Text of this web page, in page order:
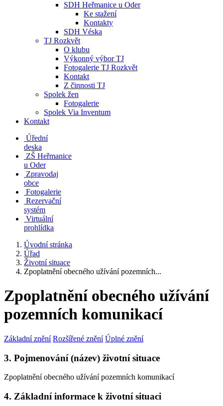
SDH Heřmanice u Oder
Ke stažení
Kontakty
SDH Véska
TJ Rozkvět
O klubu
Výkonný výbor TJ
Fotogalerie TJ Rozkvět
Kontakt
Z činnosti TJ
Spolek žen
Fotogalerie
Spolek Via Inventum
Kontakt
Úřední
deska
ZŠ Heřmanice
u Oder
Zpravodaj
obce
Fotogalerie
Rezervační
systém
Virtuální
prohlídka
Úvodní stránka
Úřad
Životní situace
Zpoplatnění obecného užívání pozemních...
Zpoplatnění obecného užívání
pozemních komunikací
Základní znění Rozšířené znění Úplné znění
3. Pojmenování (název) životní situace
Zpoplatnění obecného užívání pozemních komunikací
4. Základní informace k životní situaci